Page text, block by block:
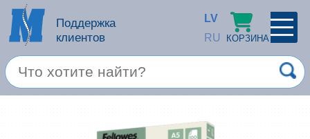
Поддержка
клиентов
LV
RU
КОРЗИНА
Зарегестрироваться